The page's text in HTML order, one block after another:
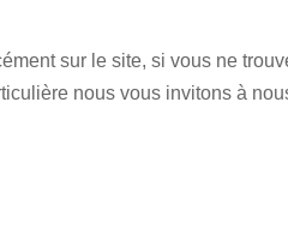
sur le site, si vous ne
nous vous invitons à